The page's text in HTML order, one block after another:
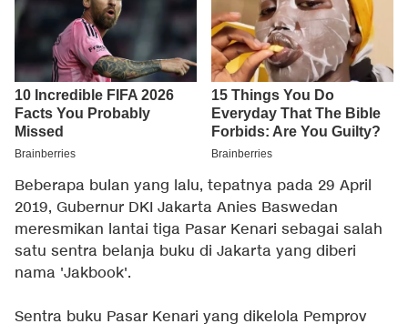
Beberapa bulan yang lalu, tepatnya pada 29 April
2019, Gubernur DKI Jakarta Anies Baswedan
meresmikan lantai tiga Pasar Kenari sebagai salah
satu sentra belanja buku di Jakarta yang diberi
nama 'Jakbook'.
Sentra buku Pasar Kenari yang dikelola Pemprov